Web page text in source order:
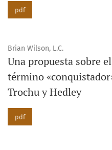
pdf
Brian Wilson, L.C.
Una propuesta sobre
término
Trochu y Hedley
pdf